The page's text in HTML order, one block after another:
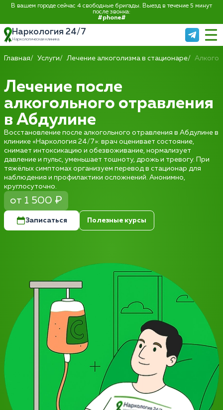
В вашем городе сейчас 4 свободные бригады. Выезд в течение 5 минут
после звонка:
#phone#
Наркология 24/7
Наркологическая клиника
Главная Услуги Лечение алкоголизма в стационаре
Лечение после
алкогольного отравления
в Абдулине
Восстановление после алкогольного отравления в Абдулине в
клинике «Наркология 24/7»: врач оценивает состояние,
снимает интоксикацию и обезвоживание, нормализует
давление и пульс, уменьшает тошноту, дрожь и тревогу. При
тяжёлых симптомах организуем перевод в стационар для
наблюдения и профилактики осложнений. Анонимно,
круглосуточно.
от 1 500 ₽
Записаться Полезные курсы